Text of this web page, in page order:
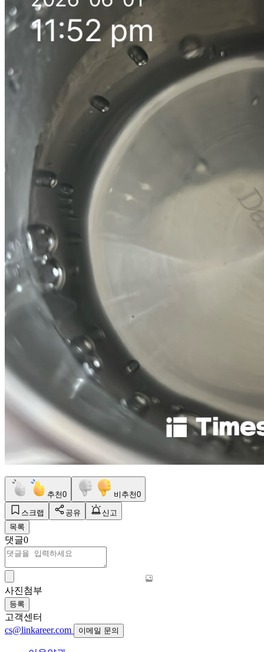
추천0 비추천0
스크랩 공유
신고
목록
댓글0
사진첨부
등록
고객센터
cs@linkareer.com
이메일 문의